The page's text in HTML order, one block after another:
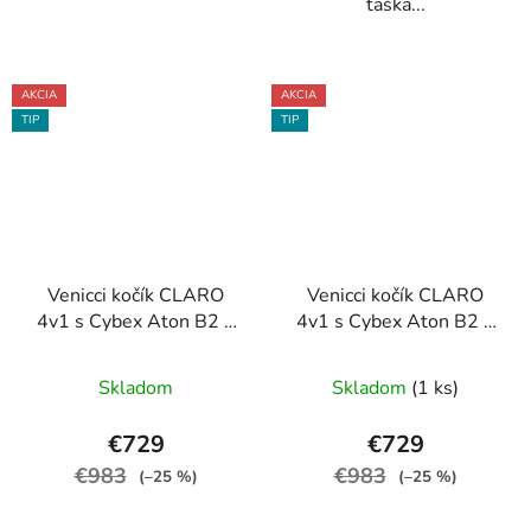
AKCIA
TIP
Venicci kočík CLARO
4v1 s Cybex Aton B2 +
Skladom
€729
€983 (–25 %)
AKCIA
TIP
Venicci kočík CLARO
4v1 s Cybex Aton B2 +
Skladom (1 ks)
€729
€983 (–25 %)